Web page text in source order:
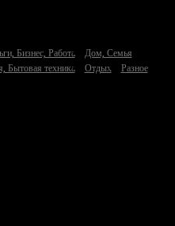
Бизнес, Работа
Дом, Семья
Бытовая техника Отдых Разное